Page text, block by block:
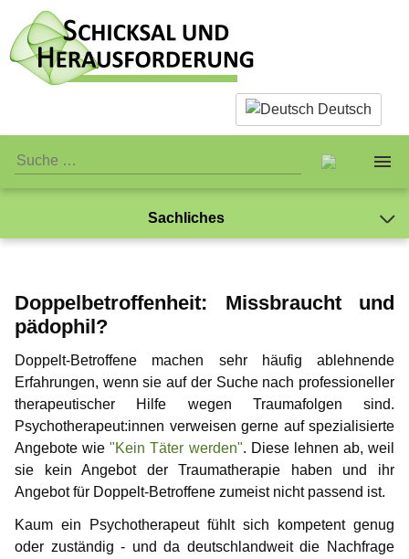
Deutsch
Verein
Spenden
Mitwirkende
Warum wir Sex mit Kindern ablehnen
Begriffsdefinitionen
Selbsttest Sexualität
Gedanken zur Childlove Symbolik
Doppelbetroffenheit
Jay-Jay
Gabriel
NewMan
Marco
Max
Öffentliches
Infos für Medienvertreter
Veranstaltungen
Bildungsangebote
Hilfreiches
Gedanken einer Anwältin
Wo finde ich Hilfe?
Ähnliche Plattformen
Forum
Archiv
Doppelbetroffenheit: Missbraucht und
pädophil?
Doppelt-Betroffene machen sehr häufig ablehnende
Erfahrungen, wenn sie auf der Suche nach professioneller
therapeutischer Hilfe wegen Traumafolgen sind.
Psychotherapeut:innen verweisen gerne auf spezialisierte
Angebote wie"Kein Täter werden". Diese lehnen ab, weil
sie kein Angebot der Traumatherapie haben und ihr
Angebot für Doppelt-Betroffene zumeist nicht passend ist.
Kaum ein Psychotherapeut fühlt sich kompetent genug
oder zuständig - und da deutschlandweit die Nachfrage
Sachliches
Warum wir Sex mit Kindern ablehnen
Selbsttest Sexualität
Gedanken zur Childlove Symbolik
Doppelbetroffenheit